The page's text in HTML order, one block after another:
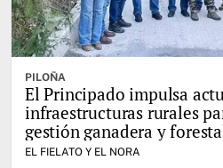
PILOÑA
El Principado impulsa
infraestructuras rurales
gestión ganadera y
EL FIELATO Y EL NORA